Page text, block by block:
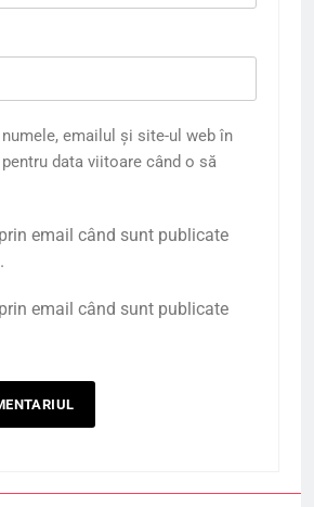
emailul și site-ul web în
data viitoare când o să
email când sunt publicate
email când sunt publicate